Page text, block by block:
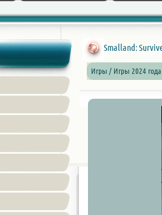
Smalland:
Игры / Игры 2024